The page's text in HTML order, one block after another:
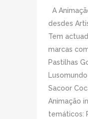
A
desdes
Tem
marcas
Pastilhas
Sacoor
Animação
temáticos: